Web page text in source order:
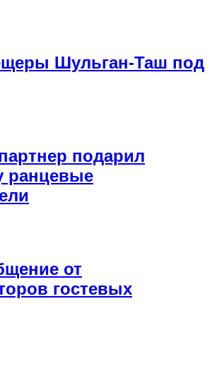
Шульган-Таш под
подарил
ранцевые
от
гостевых